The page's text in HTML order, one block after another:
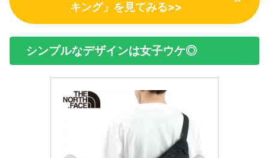
キング」を見てみる>>
シンプルなデザインは女子ウケ◎